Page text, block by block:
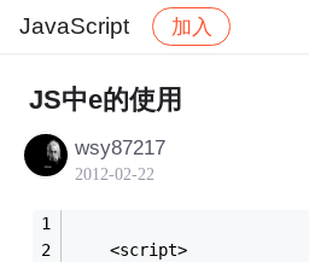
JavaScript 加入
社区 JavaScript
JS中e的使用
wsy87217
2012-02-22
    <script>